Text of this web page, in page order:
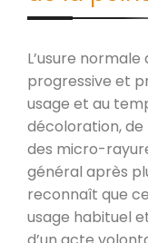
L’usure
progressive et
usage et au
décoloration, de
des micro-
général après
reconnaît que
usage habituel